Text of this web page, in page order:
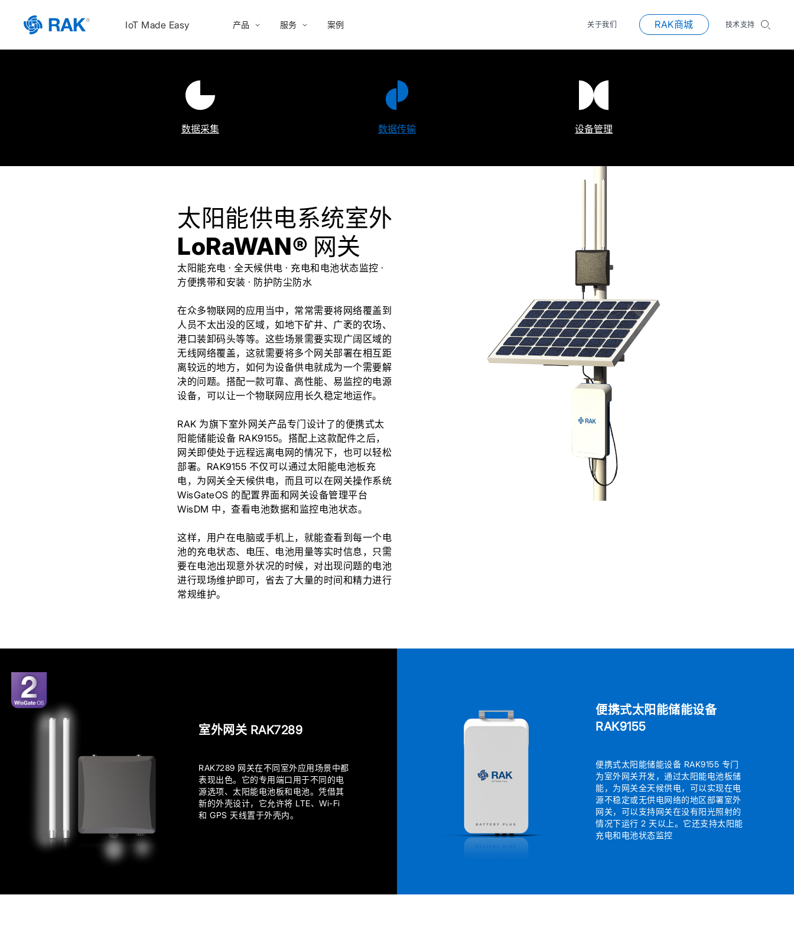
IoT Made Easy 产品 服务 案例 关于我们 RAK商城 技术支持
数据采集 数据传输 设备管理
太阳能供电系统室外
LoRaWAN® 网关
太阳能充电 · 全天候供电 · 充电和电池状态监控 ·
方便携带和安装 · 防护防尘防水
在众多物联网的应用当中，常常需要将网络覆盖到
人员不太出没的区域，如地下矿井、广袤的农场、
港口装卸码头等等。这些场景需要实现广阔区域的
无线网络覆盖，这就需要将多个网关部署在相互距
离较远的地方，如何为设备供电就成为一个需要解
决的问题。搭配一款可靠、高性能、易监控的电源
设备，可以让一个物联网应用长久稳定地运作。
RAK 为旗下室外网关产品专门设计了的便携式太
阳能储能设备 RAK9155。搭配上这款配件之后，
网关即使处于远程远离电网的情况下，也可以轻松
部署。RAK9155 不仅可以通过太阳能电池板充
电，为网关全天候供电，而且可以在网关操作系统
WisGateOS 的配置界面和网关设备管理平台
WisDM 中，查看电池数据和监控电池状态。
这样，用户在电脑或手机上，就能查看到每一个电
池的充电状态、电压、电池用量等实时信息，只需
要在电池出现意外状况的时候，对出现问题的电池
进行现场维护即可，省去了大量的时间和精力进行
常规维护。
室外网关 RAK7289
RAK7289 网关在不同室外应用场景中都
表现出色。它的专用端口用于不同的电
源选项、太阳能电池板和电池。凭借其
新的外壳设计，它允许将 LTE、Wi-Fi
和 GPS 天线置于外壳内。
便携式太阳能储能设备
RAK9155
便携式太阳能储能设备 RAK9155 专门
为室外网关开发，通过太阳能电池板储
能，为网关全天候供电，可以实现在电
源不稳定或无供电网络的地区部署室外
网关，可以支持网关在没有阳光照射的
情况下运行 2 天以上。它还支持太阳能
充电和电池状态监控